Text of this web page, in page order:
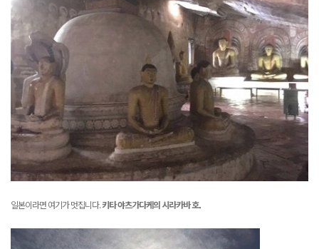
일본이라면 여기가 멋집니다.키타 야츠가다케의시라카바 호.